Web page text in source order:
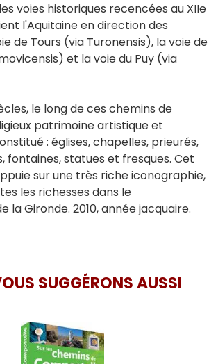
voies historiques recencées au XIIe
l'Aquitaine en direction des
de Tours (via Turonensis), la voie de
et la voie du Puy (via
le long de ces chemins de
patrimoine artistique et
: églises, chapelles, prieurés,
fontaines, statues et fresques. Cet
sur une très riche iconographie,
les richesses dans le
la Gironde. 2010, année jacquaire.
SUGGÉRONS AUSSI